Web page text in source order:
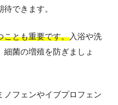
できます。
ことも重要です。入浴や洗
菌の増殖を防ぎましょ
ノフェンやイブプロフェン